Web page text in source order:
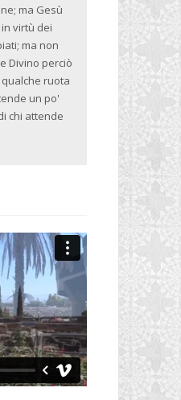
ma Gesù
virtù dei
ma non
Divino perciò
ruota
un po'
chi attende